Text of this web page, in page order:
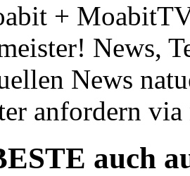
+
News,
News
anfordern
auch